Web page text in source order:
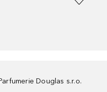
Douglas s.r.o.